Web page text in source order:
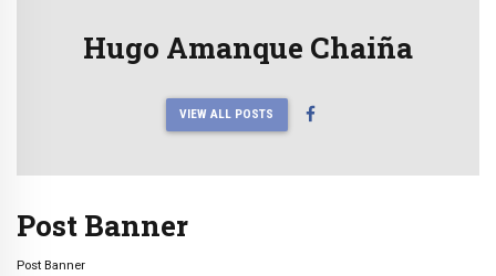
Hugo Amanque Chaiña
VIEW ALL POSTS
Post Banner
Post Banner